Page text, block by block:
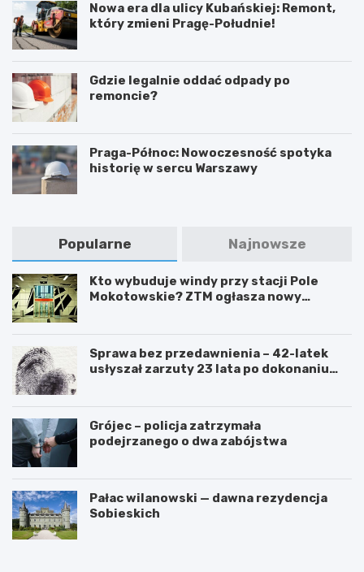
Nowa era dla ulicy Kubańskiej: Remont,
który zmieni Pragę-Południe!
Gdzie legalnie oddać odpady po
remoncie?
Praga-Północ: Nowoczesność spotyka
historię w sercu Warszawy
Popularne Najnowsze
Kto wybuduje windy przy stacji Pole
Mokotowskie? ZTM ogłasza nowy
Sprawa bez przedawnienia – 42-latek
usłyszał zarzuty 23 lata po dokonaniu
Grójec – policja zatrzymała
podejrzanego o dwa zabójstwa
Pałac wilanowski — dawna rezydencja
Sobieskich